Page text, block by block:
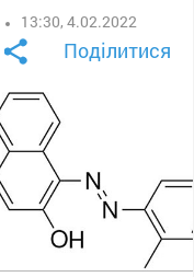
13:30, 4.02.2022
Поділитися